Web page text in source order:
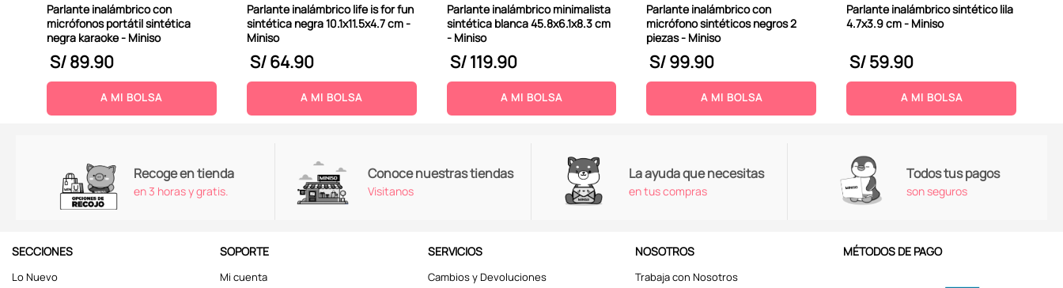
Parlante inalámbrico con
micrófonos portátil sintética
negra karaoke - Miniso
S/89.90
A MI BOLSA
Parlante inalámbrico life is for fun
sintética negra 10.1x11.5x4.7 cm -
Miniso
S/64.90
A MI BOLSA
Parlante inalámbrico minimalista
sintética blanca 45.8x6.1x8.3 cm
- Miniso
S/119.90
A MI BOLSA
Parlante inalámbrico con
micrófono sintéticos negros 2
piezas - Miniso
S/99.90
A MI BOLSA
Parlante inalámbrico sintético lila
4.7x3.9 cm - Miniso
S/59.90
A MI BOLSA
Recoge en tienda
en 3 horas y gratis.
Conoce nuestras tiendas
Visitanos
La ayuda que necesitas
en tus compras
Todos tus pagos
son seguros
SECCIONES
Lo Nuevo
SOPORTE
Mi cuenta
SERVICIOS
Cambios y Devoluciones
NOSOTROS
Trabaja con Nosotros
MÉTODOS DE PAGO